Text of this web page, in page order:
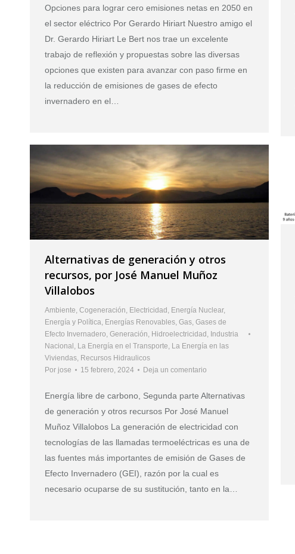
Opciones para lograr cero emisiones netas en 2050 en
el sector eléctrico Por Gerardo Hiriart Nuestro amigo el
Dr. Gerardo Hiriart Le Bert nos trae un excelente
trabajo de reflexión y propuestas sobre las diversas
opciones que existen para avanzar con paso firme en
la reducción de emisiones de gases de efecto
invernadero en el…
Alternativas de generación y otros
recursos, por José Manuel Muñoz
Villalobos
Ambiente, Cogeneración, Electricidad , Energía Nuclear,
Energía y Política, Energías Renovables, Gas, Gases de
Efecto Invernadero, Generación, Hidroelectricidad , Industria
Nacional , La Energía en el Transporte, La Energía en las
Viviendas, Recursos Hidraulicos
Por jose 15 febrero, 2024 Deja un comentario
Energía libre de carbono, Segunda parte Alternativas
de generación y otros recursos Por José Manuel
Muñoz Villalobos La generación de electricidad con
tecnologías de las llamadas termoeléctricas es una de
las fuentes más importantes de emisión de Gases de
Efecto Invernadero (GEI), razón por la cual es
necesario ocuparse de su sustitución, tanto en la…